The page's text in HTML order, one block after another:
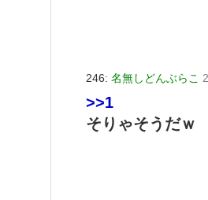
246: 名無しどんぶらこ
>>1
そりゃそうだｗ